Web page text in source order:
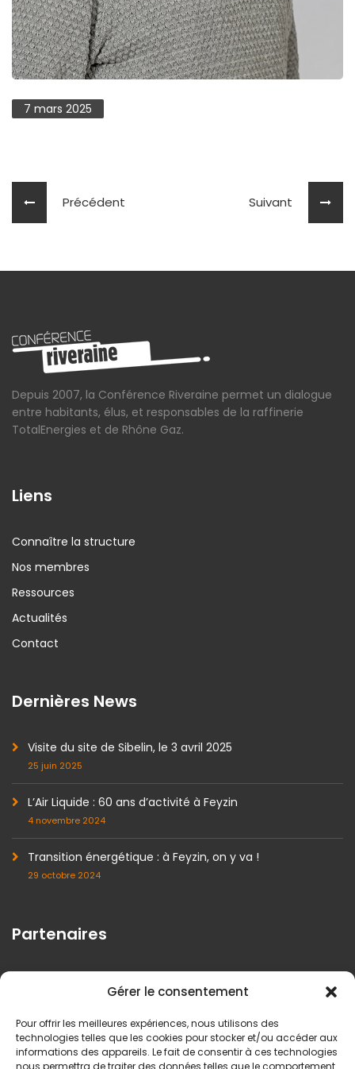
Gérer le consentement
Pour offrir les meilleures expériences, nous utilisons des
technologies telles que les cookies pour stocker et/ou accéder aux
informations des appareils. Le fait de consentir à ces technologies
nous permettra de traiter des données telles que le comportement
7 mars 2025
Précédent Suivant
Depuis 2007, la Conférence Riveraine permet un dialogue
entre habitants, élus, et responsables de la raffinerie
TotalEnergies et de Rhône Gaz.
Liens
Connaître la structure
Nos membres
Ressources
Actualités
Contact
Dernières News
Visite du site de Sibelin, le 3 avril 2025
25 juin 2025
L’Air Liquide : 60 ans d’activité à Feyzin
4 novembre 2024
Transition énergétique : à Feyzin, on y va !
29 octobre 2024
Partenaires